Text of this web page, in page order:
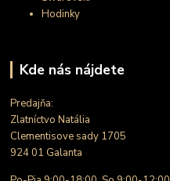
Hodinky
Kde nás nájdete
Predajňa:
Zlatníctvo Natália
Clementisove sady 1705
924 01 Galanta